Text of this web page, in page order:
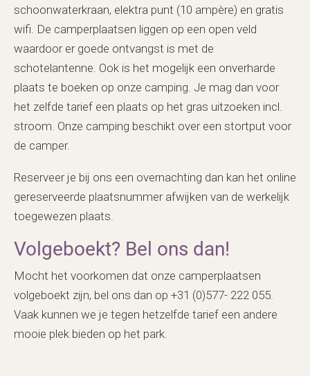
schoonwaterkraan, elektra punt (10 ampère) en gratis
wifi. De camperplaatsen liggen op een open veld
waardoor er goede ontvangst is met de
schotelantenne. Ook is het mogelijk een onverharde
plaats te boeken op onze camping. Je mag dan voor
het zelfde tarief een plaats op het gras uitzoeken incl.
stroom. Onze camping beschikt over een stortput voor
de camper.
Reserveer je bij ons een overnachting dan kan het online
gereserveerde plaatsnummer afwijken van de werkelijk
toegewezen plaats.
Volgeboekt? Bel ons dan!
Mocht het voorkomen dat onze camperplaatsen
volgeboekt zijn, bel ons dan op +31 (0)577- 222 055.
Vaak kunnen we je tegen hetzelfde tarief een andere
mooie plek bieden op het park.